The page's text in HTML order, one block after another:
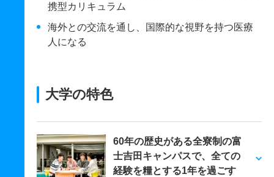
携型カリキュラム
海外との交流を通し、国際的な視野を持つ医療
人になる
大学の特色
60年の歴史がある全寮制の富
士吉田キャンパスで、全ての
経験を糧とする1年を過ごす